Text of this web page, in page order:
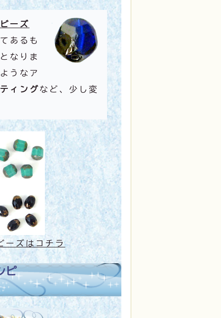
ーズ
あるも
なりま
うなア
ィングなど、少し変
ーズはコチラ
ピ